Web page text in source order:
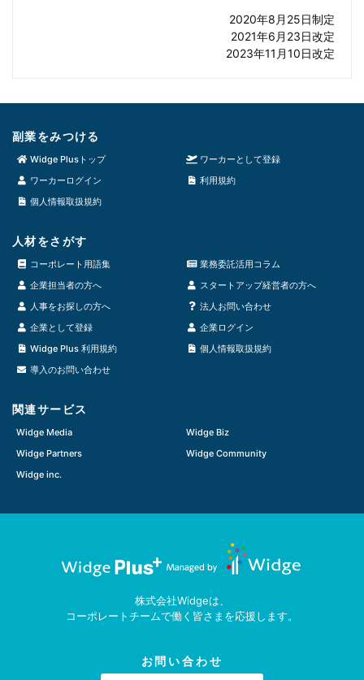
2020年8月25日制定
2021年6月23日改定
2023年11月10日改定
株式会社Widgeは、
コーポレートチームで働く皆さまを応援します。
お問い合わせ
副業をみつける
Widge Plusトップ
ワーカーとして登録
ワーカーログイン
利用規約
個人情報取扱規約
人材をさがす
コーポレート用語集
業務委託活用コラム
企業担当者の方へ
スタートアップ経営者の方へ
人事をお探しの方へ
法人お問い合わせ
企業として登録
企業ログイン
Widge Plus 利用規約
個人情報取扱規約
導入のお問い合わせ
関連サービス
Widge Media
Widge Biz
Widge Partners
Widge Community
Widge inc.